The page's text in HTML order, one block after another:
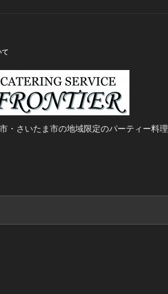
て
・さいたま市の地域限定のパーティー料理